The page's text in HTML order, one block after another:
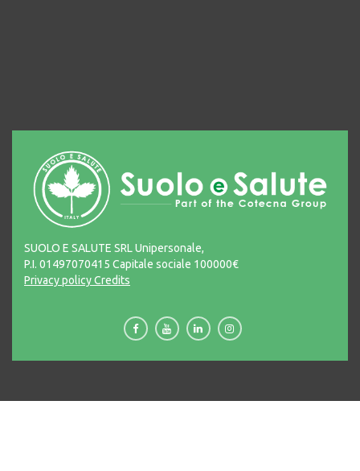
SUOLO E SALUTE SRL Unipersonale,
P.I. 01497070415 Capitale sociale 100000€
Privacy policyCredits